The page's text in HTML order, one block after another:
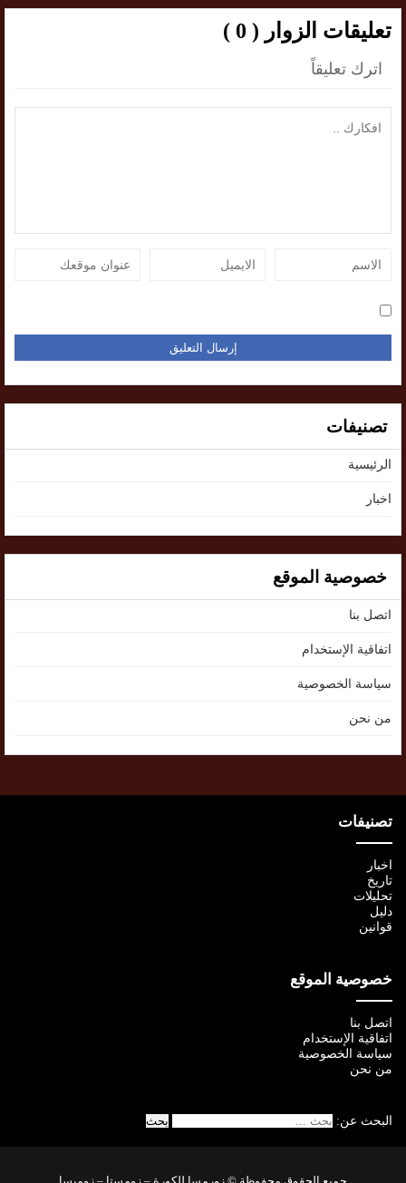
تعليقات الزوار ( 0 )
اترك تعليقاً
تصنيفات
الرئيسية
اخبار
خصوصية الموقع
اتصل بنا
اتفاقية الإستخدام
سياسة الخصوصية
من نحن
تصنيفات
اخبار
تاريخ
تحليلات
دليل
قوانين
خصوصية الموقع
اتصل بنا
اتفاقية الإستخدام
سياسة الخصوصية
من نحن
البحث عن: